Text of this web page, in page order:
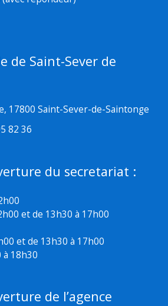
de Saint-Sever de
17800 Saint-Sever-de-Saintonge
82 36
du secretariat :
et de 13h30 à 17h00
et de 13h30 à 17h00
à 18h30
de l’agence